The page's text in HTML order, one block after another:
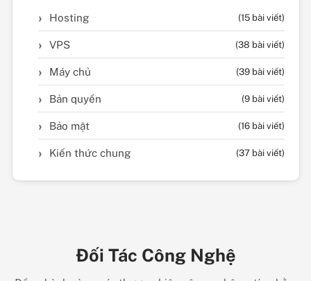
Hosting (15 bài viết)
VPS (38 bài viết)
Máy chủ (39 bài viết)
Bản quyền (9 bài viết)
Bảo mật (16 bài viết)
Kiến thức chung (37 bài viết)
Đối Tác Công Nghệ